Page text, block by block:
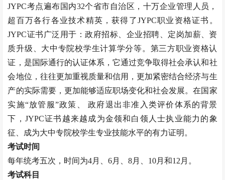
JYPC考点遍布国内32个省市自治区，十万企业管理人员，
超百万各行各业技术精英，获得了JYPC职业资格证书。
JYPC证书广泛用于：政府招标、企业招聘、定岗加薪、资
质升级、大中专院校学生计算学分等。第三方职业资格认
证，是国际通行的认证体系，它通过竞争取得社会承认和社
会地位，往往更加重视质量和信用，更加紧密结合经济与生
产的实际需要，更加能够适应职场变化和社会发展。在国家
实施“放管服”政策、 政府退出非准入类评价体系的背景
下，JYPC证书越来越成为金领和白领人士执业能力的象
征、成为大中专院校学生专业技能水平的有力证明。
考试时间
每年统考五次，时间为4月、6月、8月、10月和12月。
考试科目